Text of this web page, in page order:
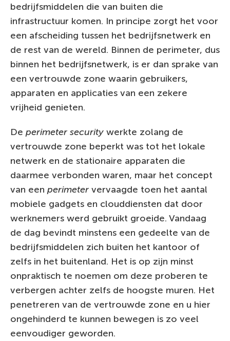
bedrijfsmiddelen die van buiten die
infrastructuur komen. In principe zorgt het voor
een afscheiding tussen het bedrijfsnetwerk en
de rest van de wereld. Binnen de perimeter, dus
binnen het bedrijfsnetwerk, is er dan sprake van
een vertrouwde zone waarin gebruikers,
apparaten en applicaties van een zekere
vrijheid genieten.
De perimeter security werkte zolang de
vertrouwde zone beperkt was tot het lokale
netwerk en de stationaire apparaten die
daarmee verbonden waren, maar het concept
van een perimeter vervaagde toen het aantal
mobiele gadgets en clouddiensten dat door
werknemers werd gebruikt groeide. Vandaag
de dag bevindt minstens een gedeelte van de
bedrijfsmiddelen zich buiten het kantoor of
zelfs in het buitenland. Het is op zijn minst
onpraktisch te noemen om deze proberen te
verbergen achter zelfs de hoogste muren. Het
penetreren van de vertrouwde zone en u hier
ongehinderd te kunnen bewegen is zo veel
eenvoudiger geworden.